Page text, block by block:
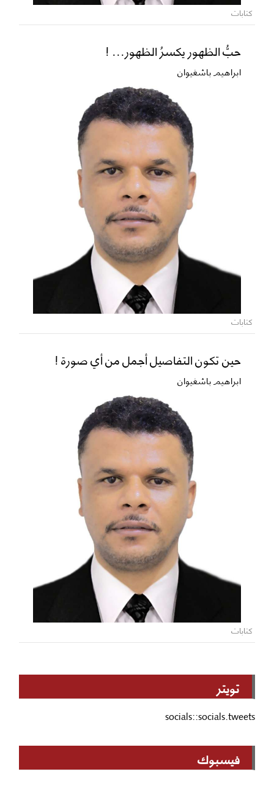
كتابات
حبُّ الظهور يكسرُ الظهور... !
ابراهيم باشغيوان
كتابات
حين تكون التفاصيل أجمل من أي صورة !
ابراهيم باشغيوان
كتابات
تويتر
socials::socials.tweets
فيسبوك